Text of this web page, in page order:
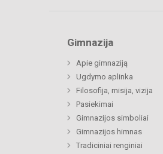
Gimnazija
Apie gimnaziją
Ugdymo aplinka
Filosofija, misija, vizija
Pasiekimai
Gimnazijos simboliai
Gimnazijos himnas
Tradiciniai renginiai